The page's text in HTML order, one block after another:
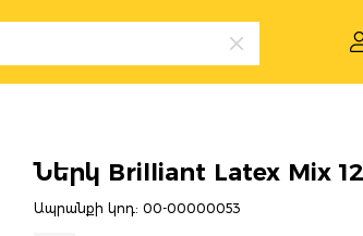
Ներկ Brilliant Latex Mix
Ապրանքի կոդ:00-00000053